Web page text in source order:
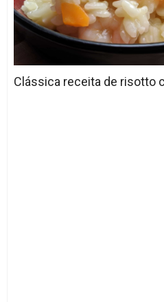
Clássica receita de risotto